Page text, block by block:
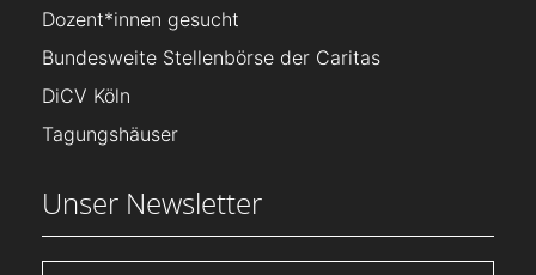
Dozent*innen gesucht
Bundesweite Stellenbörse der Caritas
DiCV Köln
Tagungshäuser
Unser Newsletter